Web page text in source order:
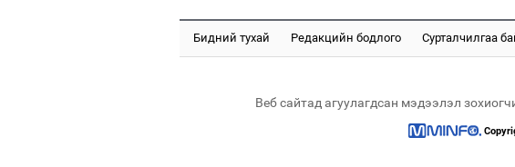
Бидний тухай Редакцийн бодлого Сурталчилгаа
Веб сайтад агуулагдсан мэдээлэл